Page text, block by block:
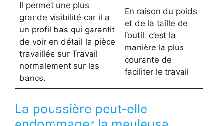
Il permet une plus
grande visibilité car il a
un profil bas qui garantit
de voir en détail la pièce
travaillée sur Travail
normalement sur les
bancs.
En raison du poids
et de la taille de
l’outil, c’est la
manière la plus
courante de
faciliter le travail
La poussière peut-elle